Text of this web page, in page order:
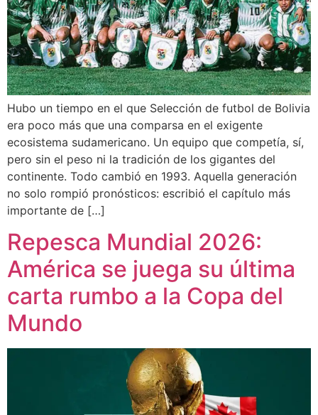
Hubo un tiempo en el que Selección de futbol de Bolivia
era poco más que una comparsa en el exigente
ecosistema sudamericano. Un equipo que competía, sí,
pero sin el peso ni la tradición de los gigantes del
continente. Todo cambió en 1993. Aquella generación
no solo rompió pronósticos: escribió el capítulo más
importante de […]
Repesca Mundial 2026:
América se juega su última
carta rumbo a la Copa del
Mundo